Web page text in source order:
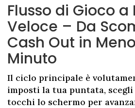
Flusso di Gioco a
Veloce – Da
Cash Out in
Minuto
Il ciclo principale è
imposti la tua puntata,
tocchi lo schermo per